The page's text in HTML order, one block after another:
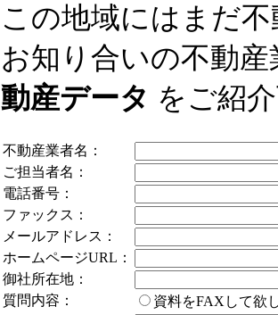
この地域にはまだ
お知り合いの不動
動産データ をご紹
不動産業者名：
ご担当者名：
電話番号：
ファックス：
メールアドレス：
ホームページURL：
御社所在地：
質問内容：
資料をFAXして